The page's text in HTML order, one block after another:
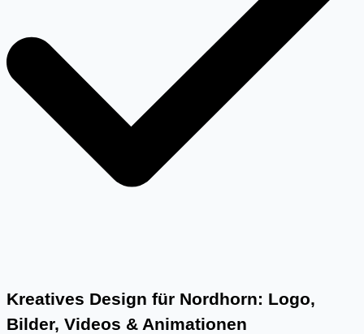
Kreatives Design für Nordhorn: Logo,
Bilder, Videos & Animationen